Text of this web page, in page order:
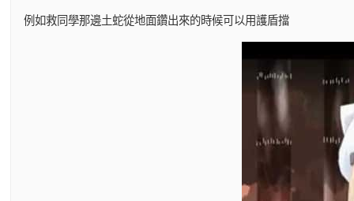
例如救同學那邊土蛇從地面鑽出來的時候可以用護盾擋